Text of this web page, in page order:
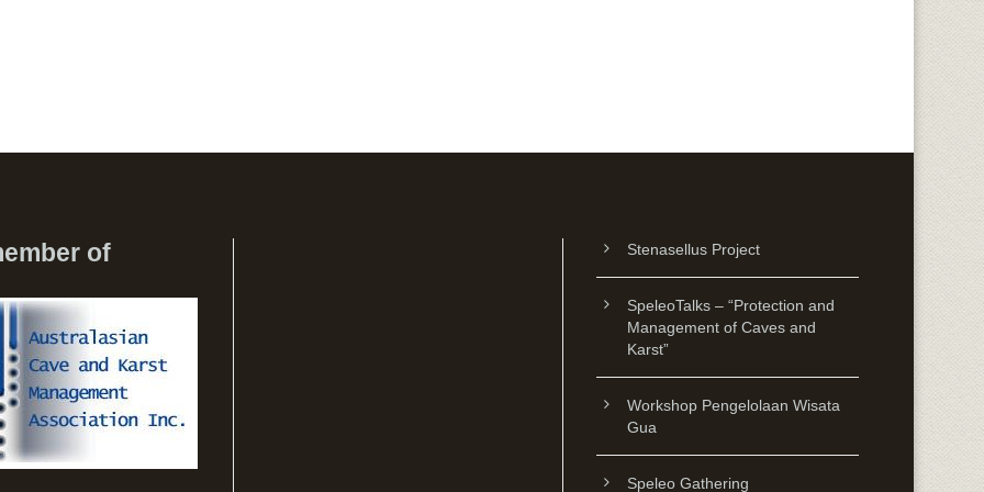
of Stenasellus Project
SpeleoTalks – “Protection and
Management of Caves and
Karst”
Workshop Pengelolaan Wisata
Gua
Speleo Gathering